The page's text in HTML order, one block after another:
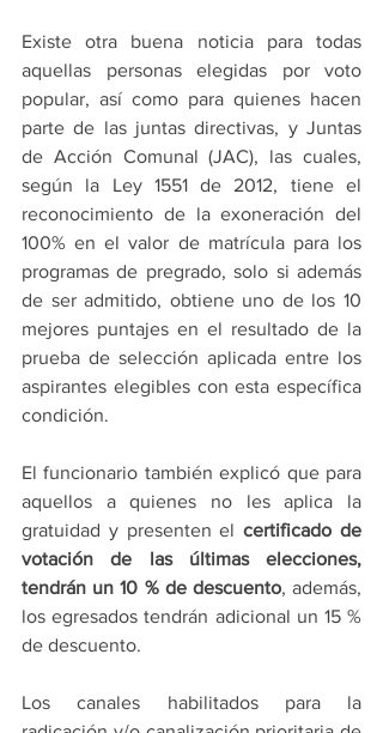
Existe otra buena noticia para todas
aquellas personas elegidas por voto
popular, así como para quienes hacen
parte de las juntas directivas, y Juntas
de Acción Comunal (JAC), las cuales,
según la Ley 1551 de 2012, tiene el
reconocimiento de la exoneración del
100% en el valor de matrícula para los
programas de pregrado, solo si además
de ser admitido, obtiene uno de los 10
mejores puntajes en el resultado de la
prueba de selección aplicada entre los
aspirantes elegibles con esta específica
condición.
El funcionario también explicó que para
aquellos a quienes no les aplica la
gratuidad y presenten el certificado de
votación de las últimas elecciones,
tendrán un 10 % de descuento, además,
los egresados tendrán adicional un 15 %
de descuento.
Los canales habilitados para la